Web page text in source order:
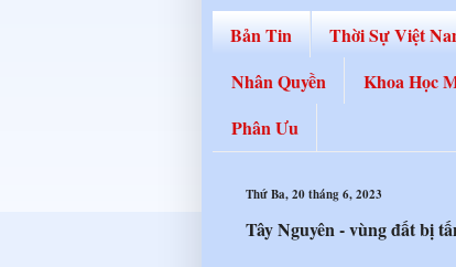
Bản Tin Thời Sự Việt
Nhân Quyền
Khoa Học
Phân Ưu
Thứ Ba, 20 tháng 6, 2023
Tây Nguyên - vùng đất bị